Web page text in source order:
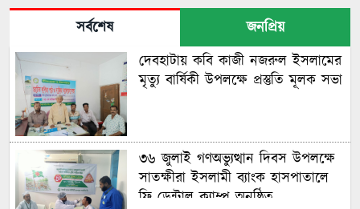
সর্বশেষ
জনপ্রিয়
দেবহাটায় কবি কাজী নজরুল ইসলামের
মৃত্যু বার্ষিকী উপলক্ষে প্রস্তুতি মূলক সভা
৩৬ জুলাই গণঅভ্যুত্থান দিবস উপলক্ষে
সাতক্ষীরা ইসলামী ব্যাংক হাসপাতালে
ফ্রি ডেন্টাল ক্যাম্প অনুষ্ঠিত